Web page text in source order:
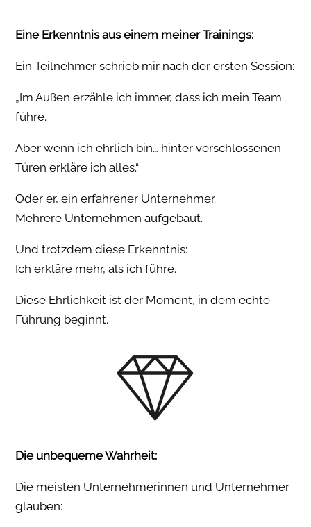
Eine Erkenntnis aus einem meiner Trainings:
Ein Teilnehmer schrieb mir nach der ersten Session:
„Im Außen erzähle ich immer, dass ich mein Team
führe.
Aber wenn ich ehrlich bin… hinter verschlossenen
Türen erkläre ich alles.“
Oder er, ein erfahrener Unternehmer.
Mehrere Unternehmen aufgebaut.
Und trotzdem diese Erkenntnis:
Ich erkläre mehr, als ich führe.
Diese Ehrlichkeit ist der Moment, in dem echte
Führung beginnt.
Die unbequeme Wahrheit:
Die meisten Unternehmerinnen und Unternehmer
glauben: